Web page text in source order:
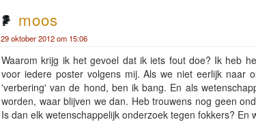
moos
29 oktober 2012 om 15:06
Waarom krijg ik het gevoel dat ik iets fout doe? Ik heb
voor iedere poster volgens mij. Als we niet eerlijk naar
'verbering' van de hond, ben ik bang. En als
worden, waar blijven we dan. Heb trouwens nog geen
Is dan elk wetenschappelijk onderzoek tegen fokkers? En